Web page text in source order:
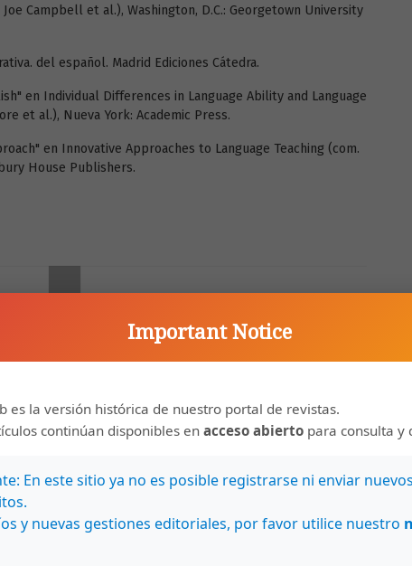
Campbell et al.), Washington, D.C.: Georgetown University
del español. Madrid Ediciones Cátedra.
en Individual Differences in Language Ability and Language
et al.), Nueva York: Academic Press.
en Innovative Approaches to Language Teaching (com.
House Publishers.
Important Notice
es la versión histórica de nuestro portal de revistas.
continúan disponibles en acceso abierto para consulta y
En este sitio ya no es posible registrarse ni enviar nuevos
y nuevas gestiones editoriales, por favor utilice nuestro